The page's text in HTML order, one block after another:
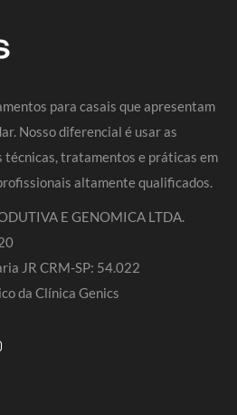
para casais que apresentam
Nosso diferencial é usar as
técnicas, tratamentos e práticas em
altamente qualificados.
E GENOMICA LTDA.
JR CRM-SP: 54.022
da Clínica Genics